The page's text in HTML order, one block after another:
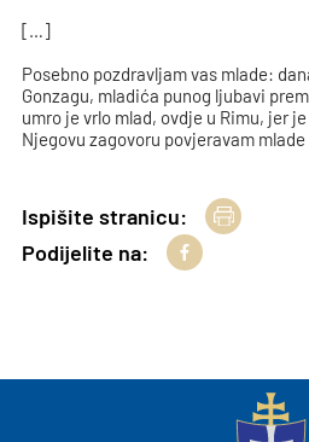
[…]
Posebno pozdravljam vas mlade:
Gonzagu, mladića punog ljubavi
umro je vrlo mlad, ovdje u Rimu, jer
Njegovu zagovoru povjeravam
Ispišite stranicu:
Podijelite na: